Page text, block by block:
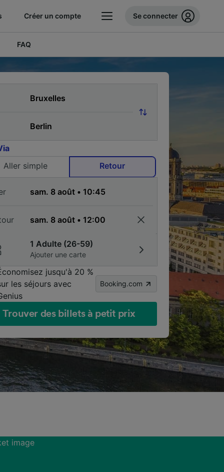
Créer un compte Se connecter
FAQ
Aller simple
Retour
1 Adulte (26-59)
Ajouter une carte
jusqu'à 20 %
les séjours avec
Booking.com
Trouver des billets à petit prix